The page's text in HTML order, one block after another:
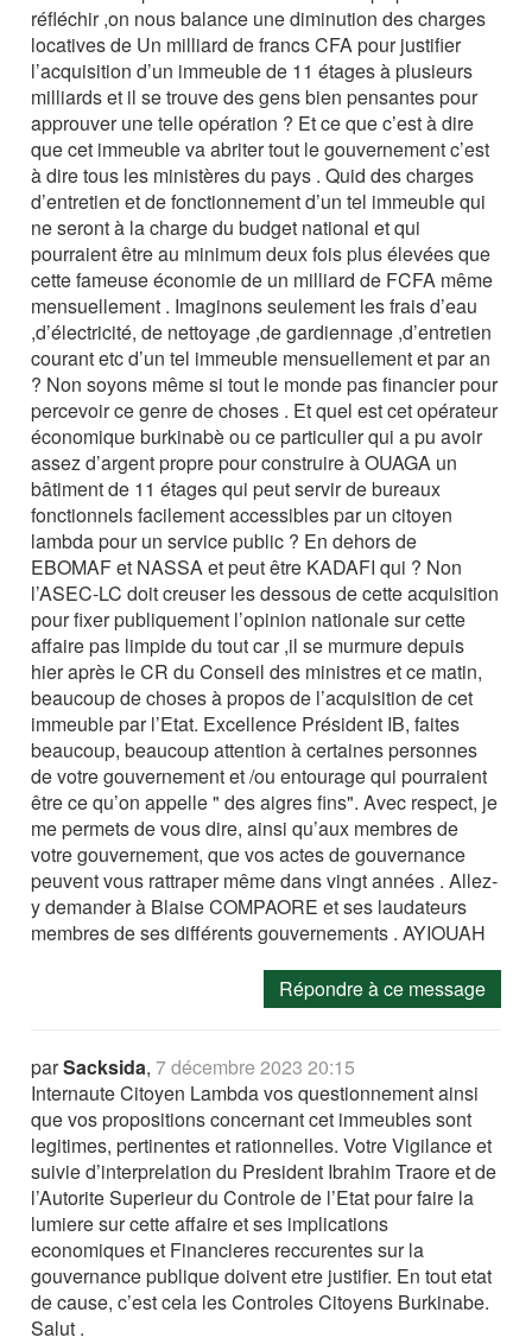
réfléchir ,on nous balance une diminution des charges
locatives de Un milliard de francs CFA pour justifier
l’acquisition d’un immeuble de 11 étages à plusieurs
milliards et il se trouve des gens bien pensantes pour
approuver une telle opération ? Et ce que c’est à dire
que cet immeuble va abriter tout le gouvernement c’est
à dire tous les ministères du pays . Quid des charges
d’entretien et de fonctionnement d’un tel immeuble qui
ne seront à la charge du budget national et qui
pourraient être au minimum deux fois plus élevées que
cette fameuse économie de un milliard de FCFA même
mensuellement . Imaginons seulement les frais d’eau
,d’électricité, de nettoyage ,de gardiennage ,d’entretien
courant etc d’un tel immeuble mensuellement et par an
? Non soyons même si tout le monde pas financier pour
percevoir ce genre de choses . Et quel est cet opérateur
économique burkinabè ou ce particulier qui a pu avoir
assez d’argent propre pour construire à OUAGA un
bâtiment de 11 étages qui peut servir de bureaux
fonctionnels facilement accessibles par un citoyen
lambda pour un service public ? En dehors de
EBOMAF et NASSA et peut être KADAFI qui ? Non
l’ASEC-LC doit creuser les dessous de cette acquisition
pour fixer publiquement l’opinion nationale sur cette
affaire pas limpide du tout car ,il se murmure depuis
hier après le CR du Conseil des ministres et ce matin,
beaucoup de choses à propos de l’acquisition de cet
immeuble par l’Etat. Excellence Président IB, faites
beaucoup, beaucoup attention à certaines personnes
de votre gouvernement et /ou entourage qui pourraient
être ce qu’on appelle " des aigres fins". Avec respect, je
me permets de vous dire, ainsi qu’aux membres de
votre gouvernement, que vos actes de gouvernance
peuvent vous rattraper même dans vingt années . Allez-
y demander à Blaise COMPAORE et ses laudateurs
membres de ses différents gouvernements . AYIOUAH
Répondre à ce message
parSacksida,7 décembre 2023 20:15
Internaute Citoyen Lambda vos questionnement ainsi
que vos propositions concernant cet immeubles sont
legitimes, pertinentes et rationnelles. Votre Vigilance et
suivie d’interprelation du President Ibrahim Traore et de
l’Autorite Superieur du Controle de l’Etat pour faire la
lumiere sur cette affaire et ses implications
economiques et Financieres reccurentes sur la
gouvernance publique doivent etre justifier. En tout etat
de cause, c’est cela les Controles Citoyens Burkinabe.
Salut .